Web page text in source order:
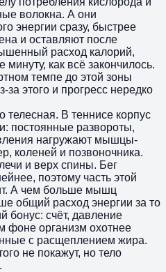
волокна. А они
энергии сразу, быстрее
и оставляют после
расход калорий,
минуту, как всё закончилось.
темпе до этой зоны
за этого и прогресс нередко
телесная. В теннисе корпус
постоянные развороты,
нагружают мышцы-
коленей и позвоночника.
и верх спины. Бег
поэтому часть этой
А чем больше мышц
общий расход энергии за то
бонус: счёт, давление
фоне организм охотнее
с расщеплением жира.
не покажут, но тело